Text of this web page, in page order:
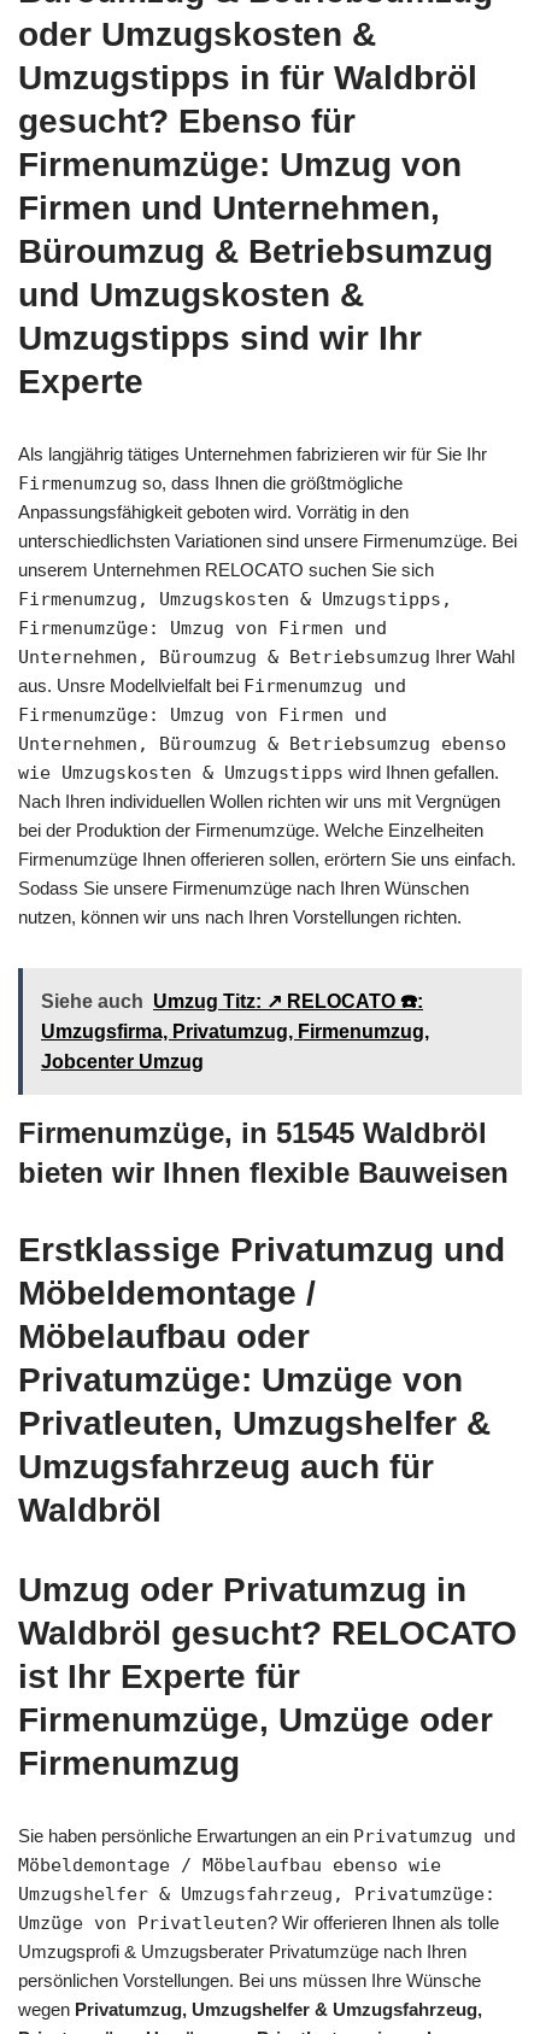
oder Umzugskosten &
Umzugstipps in für Waldbröl
gesucht? Ebenso für
Firmenumzüge: Umzug von
Firmen und Unternehmen,
Büroumzug & Betriebsumzug
und Umzugskosten &
Umzugstipps sind wir Ihr
Experte
Als langjährig tätiges Unternehmen fabrizieren wir für Sie Ihr
Firmenumzug so, dass Ihnen die größtmögliche
Anpassungsfähigkeit geboten wird. Vorrätig in den
unterschiedlichsten Variationen sind unsere Firmenumzüge. Bei
unserem Unternehmen RELOCATO suchen Sie sich
Firmenumzug, Umzugskosten & Umzugstipps,
Firmenumzüge: Umzug von Firmen und
Unternehmen, Büroumzug & Betriebsumzug Ihrer Wahl
aus. Unsre Modellvielfalt bei Firmenumzug und
Firmenumzüge: Umzug von Firmen und
Unternehmen, Büroumzug & Betriebsumzug ebenso
wie Umzugskosten & Umzugstipps wird Ihnen gefallen.
Nach Ihren individuellen Wollen richten wir uns mit Vergnügen
bei der Produktion der Firmenumzüge. Welche Einzelheiten
Firmenumzüge Ihnen offerieren sollen, erörtern Sie uns einfach.
Sodass Sie unsere Firmenumzüge nach Ihren Wünschen
nutzen, können wir uns nach Ihren Vorstellungen richten.
Siehe auch Umzug Titz: ↗️ RELOCATO ☎️:
Umzugsfirma, Privatumzug, Firmenumzug,
Jobcenter Umzug
Firmenumzüge, in 51545 Waldbröl
bieten wir Ihnen flexible Bauweisen
Erstklassige Privatumzug und
Möbeldemontage /
Möbelaufbau oder
Privatumzüge: Umzüge von
Privatleuten, Umzugshelfer &
Umzugsfahrzeug auch für
Waldbröl
Umzug oder Privatumzug in
Waldbröl gesucht? RELOCATO
ist Ihr Experte für
Firmenumzüge, Umzüge oder
Firmenumzug
Sie haben persönliche Erwartungen an ein Privatumzug und
Möbeldemontage / Möbelaufbau ebenso wie
Umzugshelfer & Umzugsfahrzeug, Privatumzüge:
Umzüge von Privatleuten? Wir offerieren Ihnen als tolle
Umzugsprofi & Umzugsberater Privatumzüge nach Ihren
persönlichen Vorstellungen. Bei uns müssen Ihre Wünsche
wegen Privatumzug, Umzugshelfer & Umzugsfahrzeug,